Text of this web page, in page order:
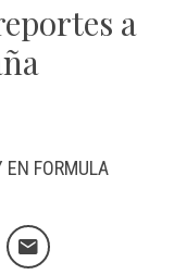
a
EN FORMULA